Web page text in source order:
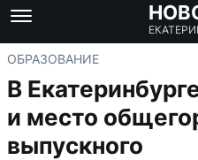
ОБРАЗОВАНИЕ
В
и место
выпускного